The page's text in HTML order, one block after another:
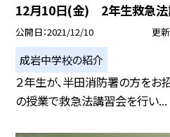
12月10日(金) 2年生救急法
公開日 2021/12/10 更
成岩中学校の紹介
２年生が、半田消防署の方をお
の授業で救急法講習会を行い...